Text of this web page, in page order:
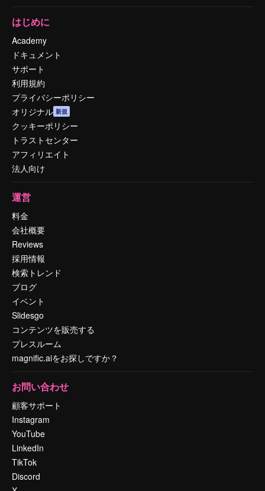
はじめに
Academy
ドキュメント
サポート
利用規約
プライバシーポリシー
オリジナル 新規
クッキーポリシー
トラストセンター
アフィリエイト
法人向け
運営
料金
会社概要
Reviews
採用情報
検索トレンド
ブログ
イベント
Slidesgo
コンテンツを販売する
プレスルーム
magnific.aiをお探しですか？
お問い合わせ
顧客サポート
Instagram
YouTube
LinkedIn
TikTok
Discord